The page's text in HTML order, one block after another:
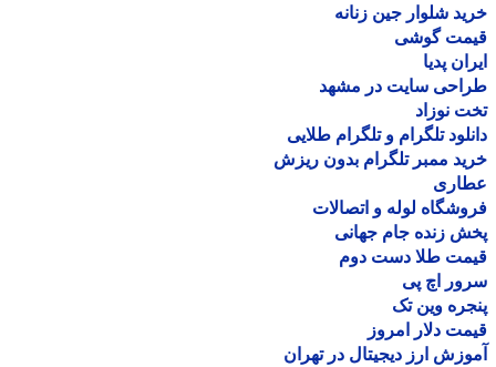
شلوار جین زنانه
گوشی
پدیا
سایت در مشهد
نوزاد
تلگرام و تلگرام طلایی
ممبر تلگرام بدون ریزش
لوله و اتصالات
زنده جام جهانی
طلا دست دوم
اچ پی
وین تک
دلار امروز
ارز دیجیتال در تهران